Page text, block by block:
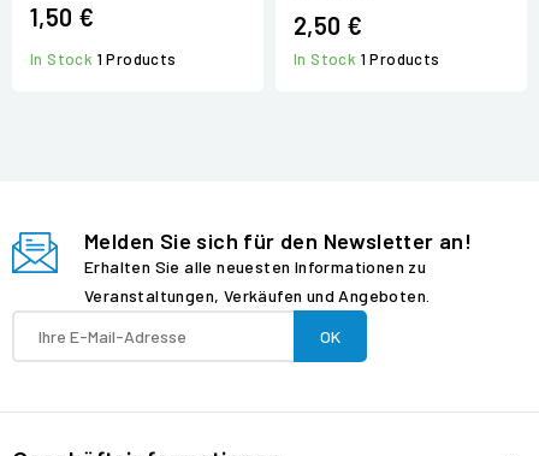
1,50 €
In Stock 1 Products
2,50 €
In Stock 1 Products
Melden Sie sich für den Newsletter an!
Erhalten Sie alle neuesten Informationen zu
Veranstaltungen, Verkäufen und Angeboten.